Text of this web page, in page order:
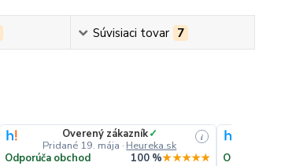
Súvisiaci tovar 7
Overený zákazník✓
Pridané 19. mája · Heureka.sk
i
Odporúča obchod 100 %★★★★★
Odporúča